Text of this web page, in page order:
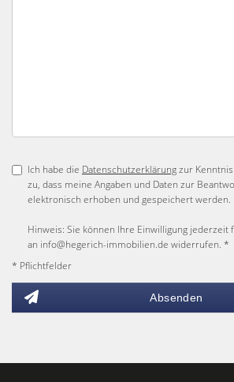
Ich habe die Datenschutzerklärungzur
zu, dass meine Angaben und Daten zur
elektronisch erhoben und gespeichert werden.
Hinweis: Sie können Ihre Einwilligung jederzeit
an info@hegerich-immobilien.de widerrufen. *
* Pflichtfelder
Absenden